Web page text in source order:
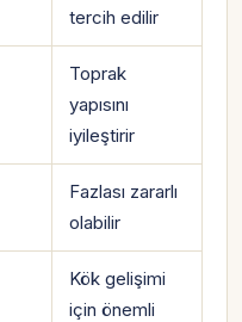
tercih edilir
Toprak
yapısını
iyileştirir
Fazlası zararlı
olabilir
Kök gelişimi
için önemli